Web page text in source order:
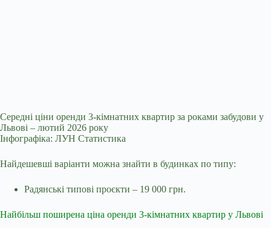
Середні ціни оренди 3-кімнатних квартир за роками забудови у
Львові – лютий 2026 року
Інфографіка: ЛУН Статистика
Найдешевші варіанти можна знайти в будинках по типу:
Радянські типові проєкти – 19 000 грн.
Найбільш поширена ціна оренди 3-кімнатних квартир у Львові